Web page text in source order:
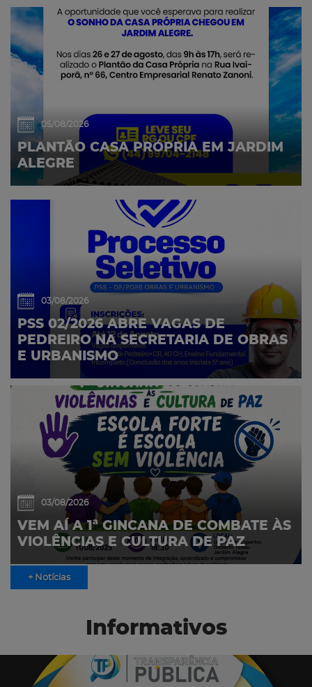
05/08/2026
PLANTÃO CASA PRÓPRIA EM JARDIM
ALEGRE
03/08/2026
PSS 02/2026 ABRE VAGAS DE
PEDREIRO NA SECRETARIA DE OBRAS
E URBANISMO
03/08/2026
VEM AÍ A 1ª GINCANA DE COMBATE ÀS
VIOLÊNCIAS E CULTURA DE PAZ
+ Notícias
Informativos